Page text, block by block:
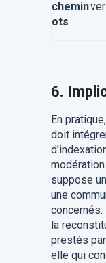
chemin
ots
6.
En
doit
suppose
une
la
prestés
elle qui